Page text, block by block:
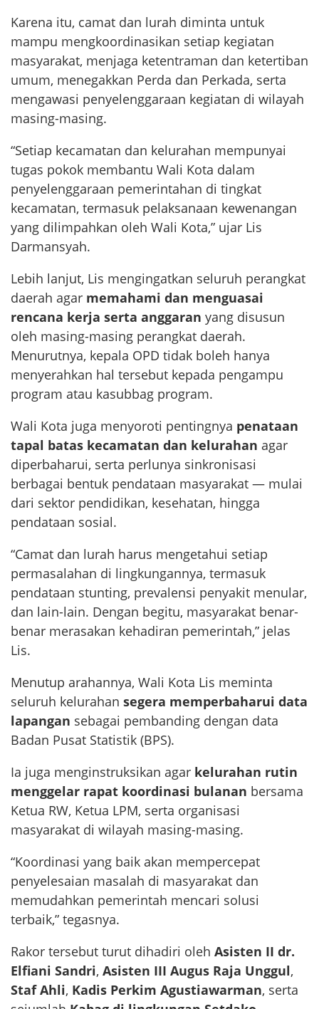
Karena itu, camat dan lurah diminta untuk
mampu mengkoordinasikan setiap kegiatan
masyarakat, menjaga ketentraman dan ketertiban
umum, menegakkan Perda dan Perkada, serta
mengawasi penyelenggaraan kegiatan di wilayah
masing-masing.
“Setiap kecamatan dan kelurahan mempunyai
tugas pokok membantu Wali Kota dalam
penyelenggaraan pemerintahan di tingkat
kecamatan, termasuk pelaksanaan kewenangan
yang dilimpahkan oleh Wali Kota,” ujar Lis
Darmansyah.
Lebih lanjut, Lis mengingatkan seluruh perangkat
daerah agar memahami dan menguasai
rencana kerja serta anggaran yang disusun
oleh masing-masing perangkat daerah.
Menurutnya, kepala OPD tidak boleh hanya
menyerahkan hal tersebut kepada pengampu
program atau kasubbag program.
Wali Kota juga menyoroti pentingnya penataan
tapal batas kecamatan dan kelurahan agar
diperbaharui, serta perlunya sinkronisasi
berbagai bentuk pendataan masyarakat — mulai
dari sektor pendidikan, kesehatan, hingga
pendataan sosial.
“Camat dan lurah harus mengetahui setiap
permasalahan di lingkungannya, termasuk
pendataan stunting, prevalensi penyakit menular,
dan lain-lain. Dengan begitu, masyarakat benar-
benar merasakan kehadiran pemerintah,” jelas
Lis.
Menutup arahannya, Wali Kota Lis meminta
seluruh kelurahan segera memperbaharui data
lapangan sebagai pembanding dengan data
Badan Pusat Statistik (BPS).
Ia juga menginstruksikan agar kelurahan rutin
menggelar rapat koordinasi bulanan bersama
Ketua RW, Ketua LPM, serta organisasi
masyarakat di wilayah masing-masing.
“Koordinasi yang baik akan mempercepat
penyelesaian masalah di masyarakat dan
memudahkan pemerintah mencari solusi
terbaik,” tegasnya.
Rakor tersebut turut dihadiri oleh Asisten II dr.
Elfiani Sandri, Asisten III Augus Raja Unggul,
Staf Ahli, Kadis Perkim Agustiawarman, serta